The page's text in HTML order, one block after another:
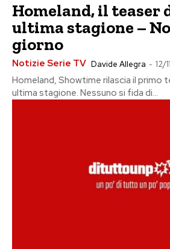
Homeland, il teaser
ultima stagione –
giorno
Notizie Serie TV Davide Allegra - 12/
Homeland, Showtime rilascia il primo
ultima stagione. Nessuno si fida di...